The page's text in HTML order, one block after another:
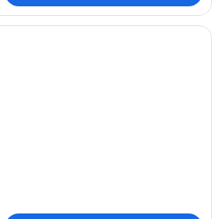
Quarto de hotel com cama, mesa de